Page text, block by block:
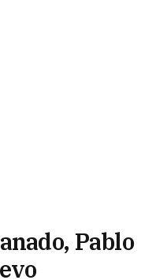
Pablo